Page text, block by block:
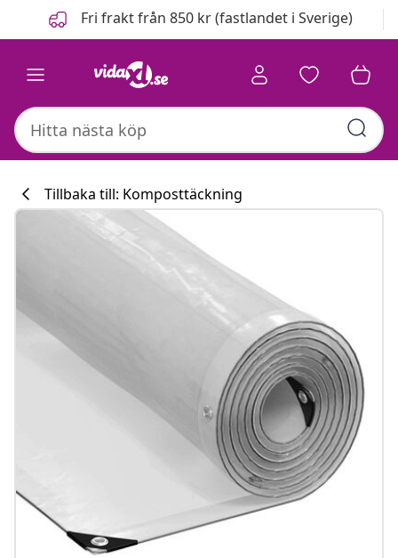
FöregåendeFri frakt från 850 kr (fastlandet i Sverige)
Tillbaka till: Komposttäckning